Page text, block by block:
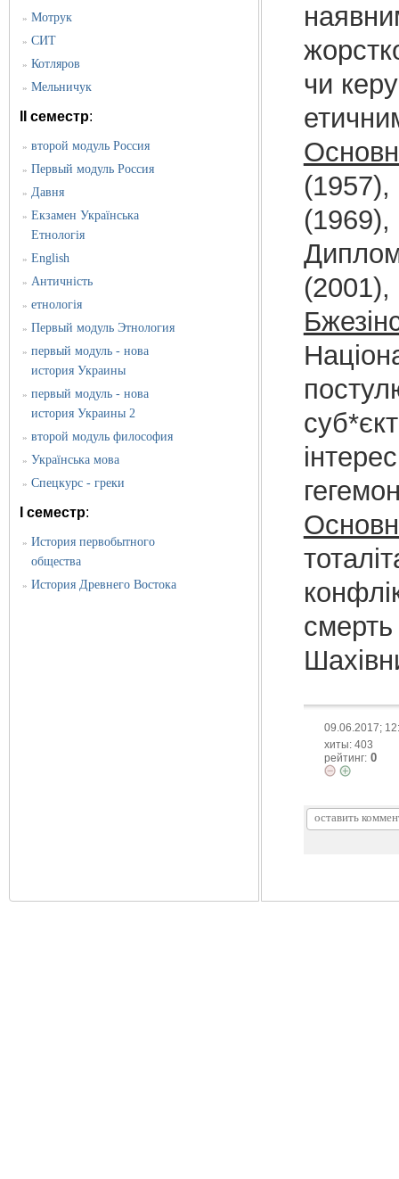
» Мотрук
» СИТ
» Котляров
» Мельничук
II семестр:
» второй модуль Россия
» Первый модуль Россия
» Давня
» Екзамен Українська
Етнологія
» English
» Античність
» етнологія
» Первый модуль Этнология
» первый модуль - нова
история Украины
» первый модуль - нова
история Украины 2
» второй модуль философия
» Українська мова
» Спецкурс - греки
I семестр:
» История первобытного
общества
» История Древнего Востока
чи
(1957),
(1969),
(2001),
смерть
09.06.2017;
хиты: 403
рейтинг: 0